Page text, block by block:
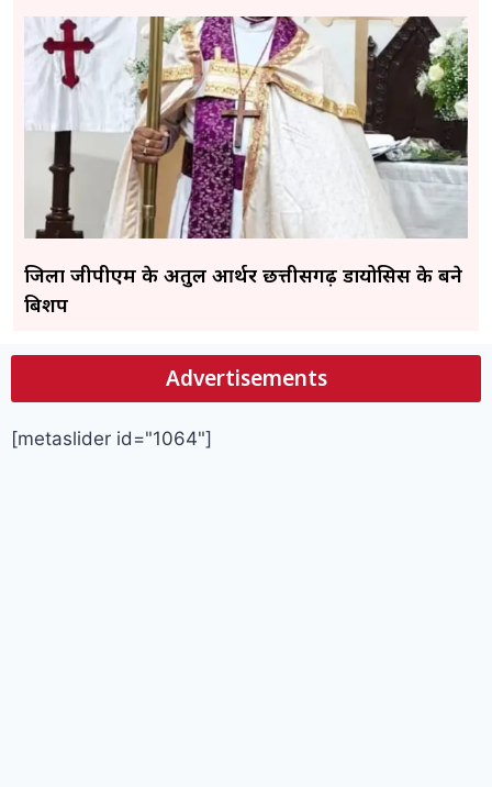
जिला जीपीएम के अतुल आर्थर छत्तीसगढ़ डायोसिस के बने
बिशप
Advertisements
[metaslider id="1064"]